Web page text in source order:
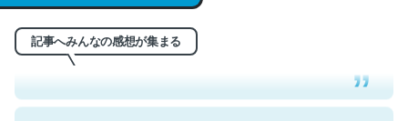
記事へみんなの感想が集まる
れ好き。Let’s Fucking Go. Then Covid hit. Shit.
─今のこの状況が信じられるかい？ by ラーズ・ヌートバー